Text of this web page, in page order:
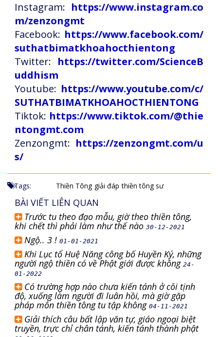
Instagram: https://www.instagram.co
m/zenzongmt
Facebook: https://www.facebook.com/
suthatbimatkhoahocthientong
Twitter: https://twitter.com/ScienceB
uddhism
Youtube: https://www.youtube.com/c/
SUTHATBIMATKHOAHOCTHIENTONG
Tiktok: https://www.tiktok.com/@thie
ntongmt.com
Zenzongmt: https://zenzongmt.com/u
s/
Tags: Thiền Tông giải đáp thiền tông sư
BÀI VIẾT LIÊN QUAN
Trước tu theo đạo mẫu, giờ theo thiền tông,
khi chết thì phải làm như thế nào 30-12-2021
Ngộ.. 3 ! 01-01-2021
Khi Lục tổ Huệ Năng công bố Huyền Ký, những
người ngộ thiền có về Phật giới được không 24-
01-2022
Có trường hợp nào chưa kiến tánh ở cõi tịnh
độ, xuống làm người đi luân hồi, mà giờ gặp
pháp môn thiền tông tu tập không 04-11-2021
Giải thích câu bất lập văn tự, giáo ngoại biệt
truyền, trực chỉ chân tánh, kiến tánh thành phật